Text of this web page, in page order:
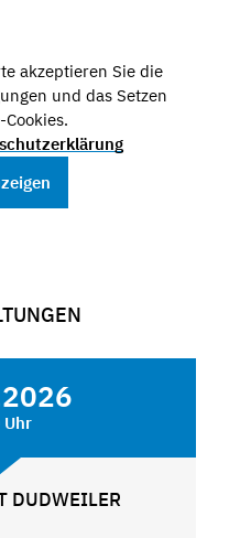
akzeptieren Sie die
und das Setzen
Cookies.
DUDWEILER